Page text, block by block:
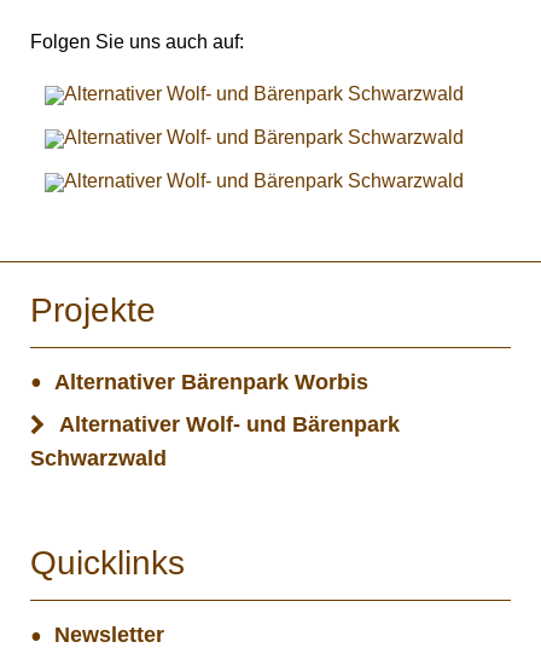
Folgen Sie uns auch auf:
Projekte
Alternativer Bärenpark Worbis
Alternativer Wolf- und Bärenpark
Schwarzwald
Quicklinks
Newsletter